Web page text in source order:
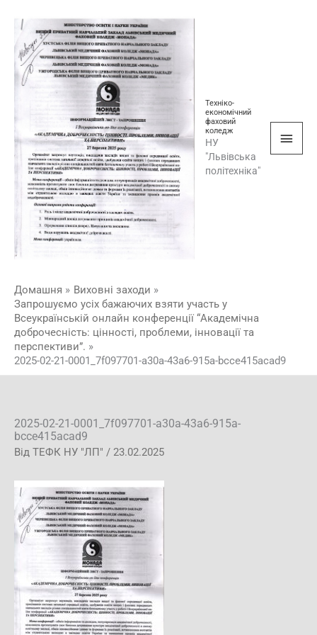
вмісту
Техніко-
економічний
фаховий
коледж
НУ
"Львівська
політехніка"
Домашня
Виховні заходи
Запрошуємо усіх бажаючих взяти участь у
Всеукраїнській онлайн конференції “Академічна
доброчесність: цінності, проблеми, інновації та
перспективи”.
2025-02-21-0001_7f097701-a30a-43a6-915a-bcce415acad9
2025-02-21-0001_7f097701-a30a-43a6-915a-
bcce415acad9
Від ТЕФК НУ "ЛП" / 23.02.2025